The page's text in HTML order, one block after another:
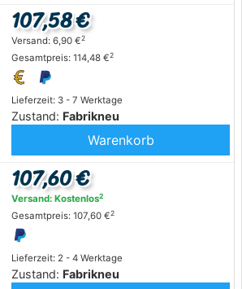
Lieferzeit: 3 - 7 Werktage
Zustand: Fabrikneu
107,58 €
Versand: 6,90 €2
Gesamtpreis: 114,48 €2
Warenkorb
Lieferzeit: 2 - 4 Werktage
Zustand: Fabrikneu
107,60 €
Versand: Kostenlos2
Gesamtpreis: 107,60 €2